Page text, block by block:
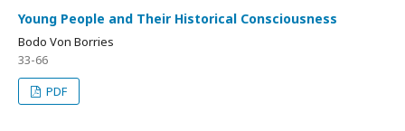
Young People and Their Historical Consciousness
Bodo Von Borries
33-66
PDF